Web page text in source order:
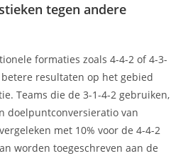
tegen andere
formaties zoals 4-4-2 of 4-3-
resultaten op het gebied
Teams die de 3-1-4-2 gebruiken,
doelpuntconversieratio van
met 10% voor de 4-4-2
worden toegeschreven aan de